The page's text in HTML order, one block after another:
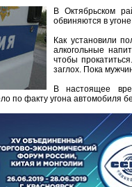
В Октябрьском
обвиняются в
Как установили
алкогольные
чтобы
заглох. Пока
В настоящее
по факту угона автомобиля